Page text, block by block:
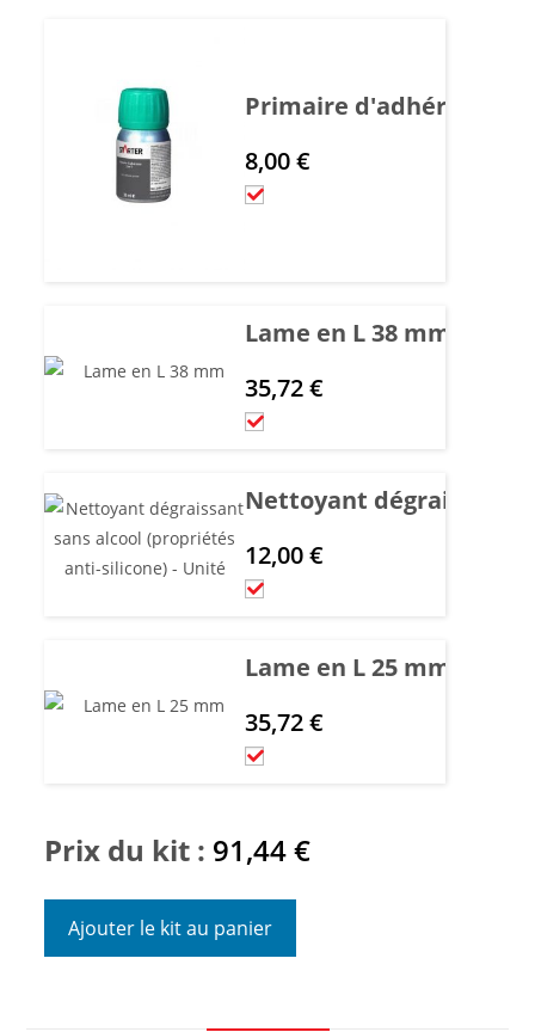
Primaire d'adhérence
8,00€
Lame en L 38 mm
35,72€
Nettoyant dégraissant
12,00€
Lame en L 25 mm
35,72€
Prix du kit : 91,44€
Ajouter le kit au panier